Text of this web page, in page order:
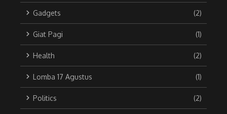
Gadgets (2)
Giat Pagi (1)
Health (2)
Lomba 17 Agustus (1)
Politics (2)